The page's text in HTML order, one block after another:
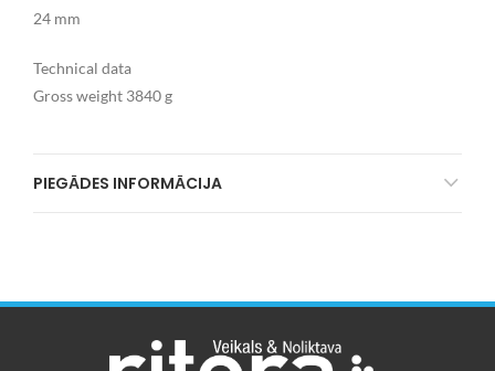
24 mm
Technical data
Gross weight 3840 g
PIEGĀDES INFORMĀCIJA